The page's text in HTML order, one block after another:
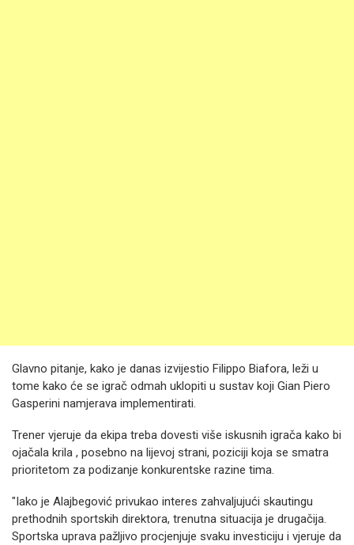
Glavno pitanje, kako je danas izvijestio Filippo Biafora, leži u
tome kako će se igrač odmah uklopiti u sustav koji Gian Piero
Gasperini namjerava implementirati.
Trener vjeruje da ekipa treba dovesti više iskusnih igrača kako bi
ojačala krila , posebno na lijevoj strani, poziciji koja se smatra
prioritetom za podizanje konkurentske razine tima.
"Iako je Alajbegović privukao interes zahvaljujući skautingu
prethodnih sportskih direktora, trenutna situacija je drugačija.
Sportska uprava pažljivo procjenjuje svaku investiciju i vjeruje da